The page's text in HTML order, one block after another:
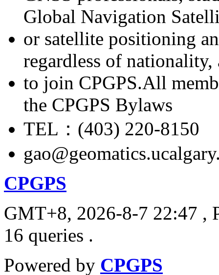
Global Navigation
or satellite positioning
regardless of nationality,
to join CPGPS.All
the CPGPS Bylaws
TEL：(403) 220-8150
CPGPS
GMT+8, 2026-8-7 22:47 ,
16 queries .
Powered by CPGPS